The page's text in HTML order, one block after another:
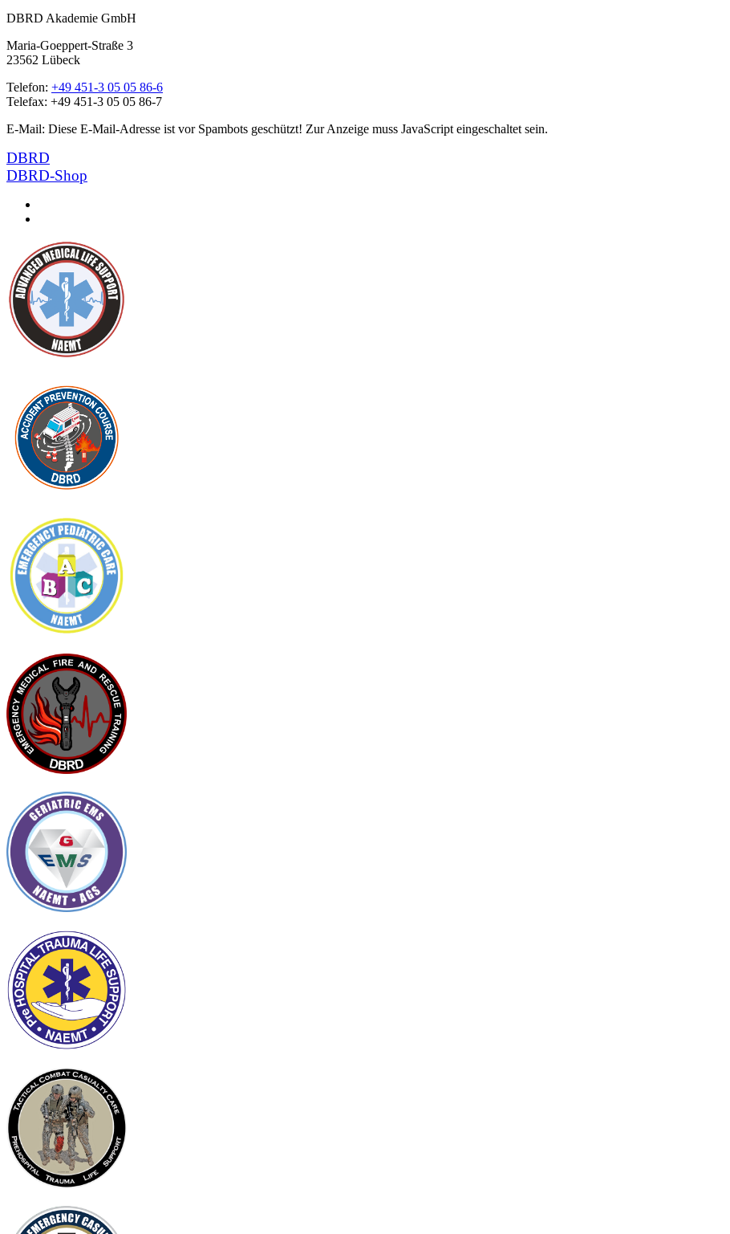
DBRD Akademie GmbH
Maria-Goeppert-Straße 3
23562 Lübeck
Telefon: +49 451-3 05 05 86-6
Telefax: +49 451-3 05 05 86-7
E-Mail: Diese E-Mail-Adresse ist vor Spambots geschützt! Zur Anzeige muss JavaScript eingeschaltet sein.
DBRD
DBRD-Shop